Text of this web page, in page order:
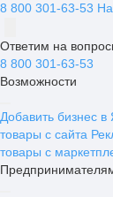
8 800 301-63-53
Ответим на
8 800 301-63-53
Возможности
Добавить бизнес в
товары с сайта
товары с